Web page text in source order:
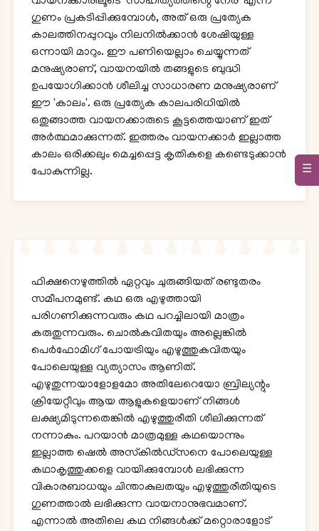
ഗുണം പ്രകടിപ്പിക്കുമ്പോൾ, അത് ഒരു പ്രത്യേക
കാലത്തിനപ്പുറവും നിലനിൽക്കാൻ ശേഷിയുള്ള
ഒന്നായി മാറും. ഈ പണിയെല്ലാം ചെയ്യുന്നത്
മനുഷ്യരാണ്, വായനയിൽ തങ്ങളുടെ ബുദ്ധി
ഉപയോഗിക്കാൻ ശീലിച്ച സാധാരണ മനുഷ്യരാണ്
ഈ 'കാലം'. ഒരു പ്രത്യേക കാലപരിധിയിൽ
ഒതുങ്ങാത്ത വായനക്കാരുടെ കൂട്ടത്തെയാണ് ഇത്
അർത്ഥമാക്കുന്നത്. ഇത്തരം വായനക്കാർ ഇല്ലാത്ത
കാലം ഒരിക്കലും മെച്ചപ്പെട്ട കൃതികളെ കണ്ടെടുക്കാൻ
പോകുന്നില്ല.
ഫിക്ഷനെഴുത്തിൽ ഏറ്റവും ചുരുങ്ങിയത് രണ്ടുതരം
സമീപനമുണ്ട്. കഥ ഒരു എഴുത്തായി
പരിഗണിക്കുന്നവരും കഥ പറച്ചിലായി മാത്രം
കരുതുന്നവരും. ചൊൽകവിതയും അല്ലെങ്കിൽ
പെർഫോമിഗ് പോയട്രിയും എഴുത്തുകവിതയും
പോലെയുള്ള വ്യത്യാസം ആണിത്.
എഴുതുന്നയാളോളമോ അതിലേറെയോ ബ്രില്യന്റും
ക്രിയേറ്റീവും ആയ ആളുകളെയാണ് നിങ്ങൾ
ലക്ഷ്യമിടുന്നതെങ്കിൽ എഴുത്തുരീതി ശീലിക്കുന്നത്
നന്നാകും. പറയാൻ മാത്രമുള്ള കഥയൊന്നും
ഇല്ലാത്ത ഷെൽ അസ്‌കിൽഡ്സനെ പോലെയുള്ള
കഥാകൃത്തുക്കളെ വായിക്കുമ്പോൾ ലഭിക്കുന്ന
വികാരബാധയും ചിന്താകുലതയും എഴുത്തുരീതിയുടെ
ഗുണത്താൽ ലഭിക്കുന്ന വായനാനുഭവമാണ്.
എന്നാൽ അതിലെ കഥ നിങ്ങൾക്ക് മറ്റൊരാളോട്
☰